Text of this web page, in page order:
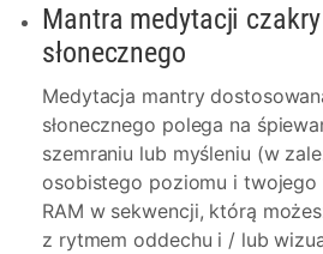
Mantra medytacji
słonecznego
Medytacja mantry
słonecznego polega na
szemraniu lub myśleniu (w
osobistego poziomu i
RAM w sekwencji, którą
z rytmem oddechu i / lub